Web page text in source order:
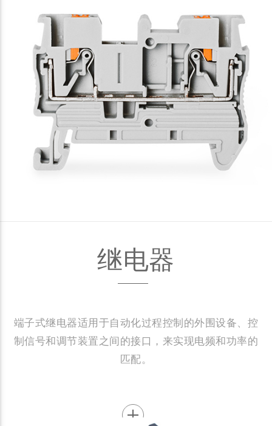
继电器
端子式继电器适用于自动化过程控制的外围设备、控
制信号和调节装置之间的接口，来实现电频和功率的
匹配。